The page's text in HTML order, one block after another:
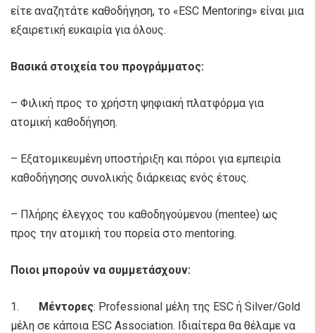
είτε αναζητάτε καθοδήγηση, το «ESC Mentoring» είναι μια
εξαιρετική ευκαιρία για όλους.
Βασικά στοιχεία του προγράμματος:
– Φιλική προς το χρήστη ψηφιακή πλατφόρμα για
ατομική καθοδήγηση.
– Εξατομικευμένη υποστήριξη και πόροι για εμπειρία
καθοδήγησης συνολικής διάρκειας ενός έτους.
– Πλήρης έλεγχος του καθοδηγούμενου (mentee) ως
προς την ατομική του πορεία στο mentoring.
Ποιοι μπορούν να συμμετάσχουν:
1. Μέντορες: Professional μέλη της ESC ή Silver/Gold
μέλη σε κάποια ESC Association. Ιδιαίτερα θα θέλαμε να